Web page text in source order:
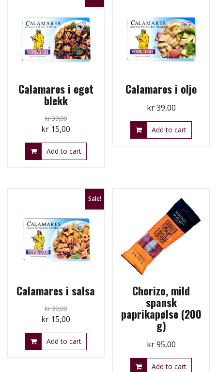
Calamares i eget
blekk
kr39,00
Original
price
was:
kr 15,00
price
is:
Add to cart
Calamares i olje
kr39,00
Add to cart
Sale!
Calamares i salsa
kr39,00
Original
price
was:
kr 15,00
price
is:
Add to cart
Chorizo, mild
spansk
paprikapølse (200
g)
kr95,00
Add to cart